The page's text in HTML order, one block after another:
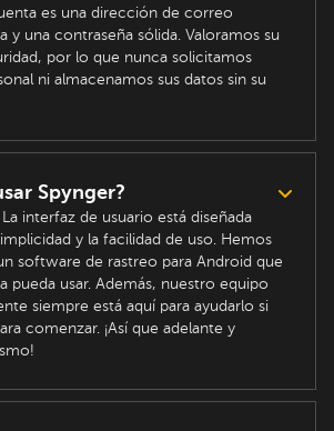
es una dirección de correo
y una contraseña sólida. Valoramos su
por lo que nunca solicitamos
ni almacenamos sus datos sin su
Spynger?
interfaz de usuario está diseñada
y la facilidad de uso. Hemos
software de rastreo para Android que
pueda usar. Además, nuestro equipo
siempre está aquí para ayudarlo si
comenzar. ¡Así que adelante y